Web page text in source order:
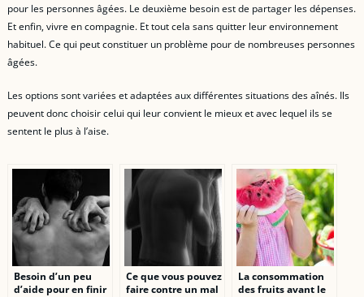
pour les personnes âgées. Le deuxième besoin est de partager les dépenses.
Et enfin, vivre en compagnie. Et tout cela sans quitter leur environnement
habituel. Ce qui peut constituer un problème pour de nombreuses personnes
âgées.
Les options sont variées et adaptées aux différentes situations des aînés. Ils
peuvent donc choisir celui qui leur convient le mieux et avec lequel ils se
sentent le plus à l’aise.
Besoin d’un peu
d’aide pour en finir
Ce que vous pouvez
faire contre un mal
La consommation
des fruits avant le